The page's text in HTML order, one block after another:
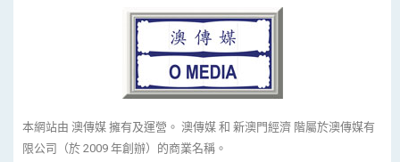
本網站由 澳傳媒 擁有及運營。 澳傳媒 和 新澳門經濟 階屬於澳傳媒有
限公司（於 2009 年創辦）的商業名稱。